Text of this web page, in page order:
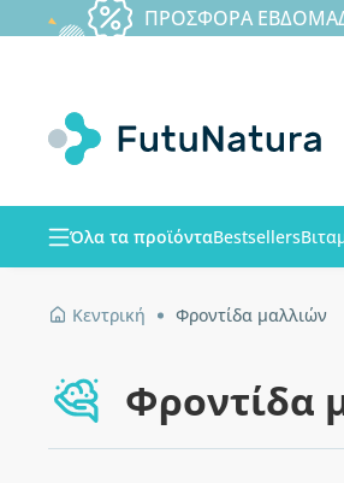
ΠΡΟΣΦΟΡΑ
Όλα τα προϊόνταBestsellers
Κεντρική Φροντίδα μαλλιών
Φροντίδα